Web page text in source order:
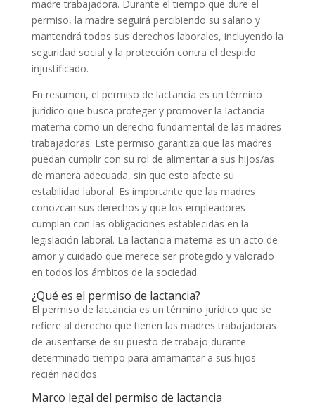
madre trabajadora. Durante el tiempo que dure el
permiso, la madre seguirá percibiendo su salario y
mantendrá todos sus derechos laborales, incluyendo la
seguridad social y la protección contra el despido
injustificado.
En resumen, el permiso de lactancia es un término
jurídico que busca proteger y promover la lactancia
materna como un derecho fundamental de las madres
trabajadoras. Este permiso garantiza que las madres
puedan cumplir con su rol de alimentar a sus hijos/as
de manera adecuada, sin que esto afecte su
estabilidad laboral. Es importante que las madres
conozcan sus derechos y que los empleadores
cumplan con las obligaciones establecidas en la
legislación laboral. La lactancia materna es un acto de
amor y cuidado que merece ser protegido y valorado
en todos los ámbitos de la sociedad.
¿Qué es el permiso de lactancia?
El permiso de lactancia es un término jurídico que se
refiere al derecho que tienen las madres trabajadoras
de ausentarse de su puesto de trabajo durante
determinado tiempo para amamantar a sus hijos
recién nacidos.
Marco legal del permiso de lactancia